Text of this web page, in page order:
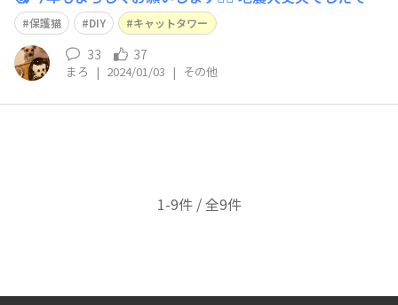
ょうか🥺💦 どうか早く元の生活が送れますように😣🙏 こ
ちらも地震対策しなければと思いました。 そして、めろ
の遊び場を作ろうと板壁にキャットタワーもどきの板を付
けてみました🐈
保護猫 DIY キャットタワー
33 37
まろ | 2024/01/03 | その他
1-9件 / 全9件